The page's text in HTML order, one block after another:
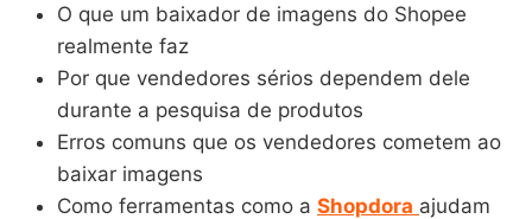
O que um baixador de imagens do Shopee
realmente faz
Por que vendedores sérios dependem dele
durante a pesquisa de produtos
Erros comuns que os vendedores cometem ao
baixar imagens
Como ferramentas como a Shopdora ajudam